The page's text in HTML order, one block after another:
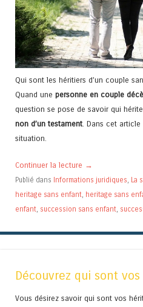
Qui sont les héritiers d’un couple
Quand une personne en couple
question se pose de savoir qui
non d’un testament. Dans cet
situation.
Continuer la lecture →
Publié dans Informations juridiques La
heritage sans enfant heritage sans
enfant succession sans enfant
Découvrez qui sont
Vous désirez savoir qui sont vos